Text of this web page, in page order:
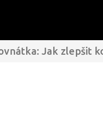
Jak zlepšit